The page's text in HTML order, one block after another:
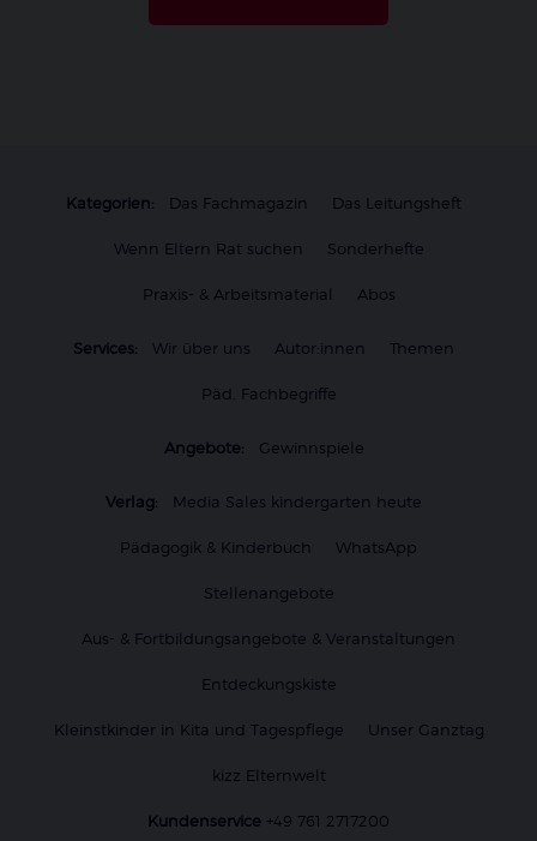
Kategorien: Das Fachmagazin Das Leitungsheft
Wenn Eltern Rat suchen Sonderhefte
Praxis- & Arbeitsmaterial Abos
Services: Wir über uns Autor:innen Themen
Päd. Fachbegriffe
Angebote: Gewinnspiele
Verlag: Media Sales kindergarten heute
Pädagogik & Kinderbuch WhatsApp
Stellenangebote
Aus- & Fortbildungsangebote & Veranstaltungen
Entdeckungskiste
Kleinstkinder in Kita und Tagespflege Unser Ganztag
kizz Elternwelt
Kundenservice +49 761 2717200